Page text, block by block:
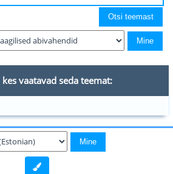
kes vaatavad seda teemat: